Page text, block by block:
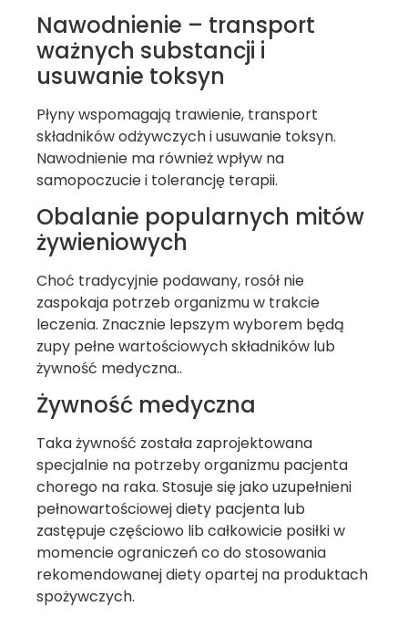
Nawodnienie – transport
ważnych substancji i
usuwanie toksyn
Płyny wspomagają trawienie, transport
składników odżywczych i usuwanie toksyn.
Nawodnienie ma również wpływ na
samopoczucie i tolerancję terapii.
Obalanie popularnych mitów
żywieniowych
Choć tradycyjnie podawany, rosół nie
zaspokaja potrzeb organizmu w trakcie
leczenia. Znacznie lepszym wyborem będą
zupy pełne wartościowych składników lub
żywność medyczna..
Żywność medyczna
Taka żywność została zaprojektowana
specjalnie na potrzeby organizmu pacjenta
chorego na raka. Stosuje się jako uzupełnieni
pełnowartościowej diety pacjenta lub
zastępuje częściowo lib całkowicie posiłki w
momencie ograniczeń co do stosowania
rekomendowanej diety opartej na produktach
spożywczych.